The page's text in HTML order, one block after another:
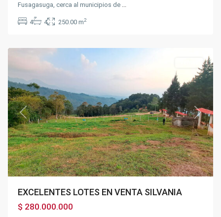
Fusagasuga, cerca al municipios de
4 4 250.00 m2
Silvania
Previous Next
EXCELENTES LOTES EN VENTA SILVANIA
$ 280.000.000